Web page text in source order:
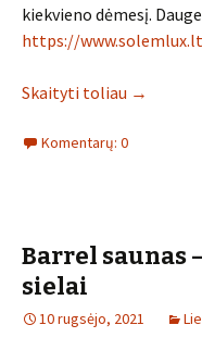
kiekvieno dėmesį.
https://www.solemlux.lt
Skaityti toliau →
Komentarų: 0
Barrel saunas
sielai
10 rugsėjo, 2021